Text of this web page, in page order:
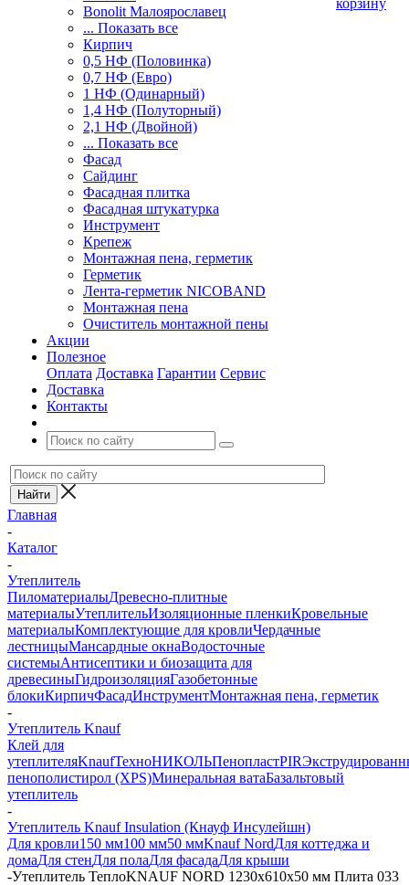
Bonolit Малоярославец
... Показать все
Кирпич
0,5 НФ (Половинка)
0,7 НФ (Евро)
1 НФ (Одинарный)
1,4 НФ (Полуторный)
2,1 НФ (Двойной)
... Показать все
Фасад
Сайдинг
Фасадная плитка
Фасадная штукатурка
Инструмент
Крепеж
Монтажная пена, герметик
Герметик
Лента-герметик NICOBAND
Монтажная пена
Очиститель монтажной пены
Акции
Полезное
Оплата Доставка Гарантии Сервис
Доставка
Контакты
корзину
Главная
-
Каталог
-
Утеплитель
ПиломатериалыДревесно-плитные
материалыУтеплительИзоляционные пленкиКровельные
материалыКомплектующие для кровлиЧердачные
лестницыМансардные окнаВодосточные
системыАнтисептики и биозащита для
древесиныГидроизоляцияГазобетонные
блокиКирпичФасадИнструментМонтажная пена, герметик
-
Утеплитель Knauf
Клей для
утеплителяKnaufТехноНИКОЛЬПенопластPIR
пенополистирол (XPS)Минеральная ватаБазальтовый
утеплитель
-
Утеплитель Knauf Insulation (Кнауф Инсулейшн)
Для кровли150 мм100 мм50 ммKnauf NordДля коттеджа и
домаДля стенДля полаДля фасадаДля крыши
-Утеплитель ТеплоKNAUF NORD 1230x610x50 мм Плита 033